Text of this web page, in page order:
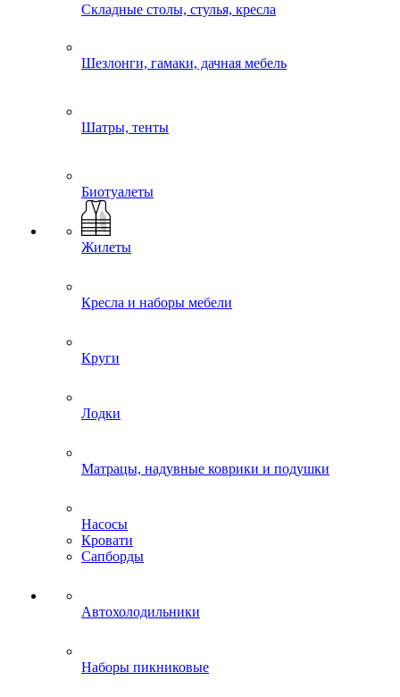
Складные столы, стулья, кресла
Шезлонги, гамаки, дачная мебель
Шатры, тенты
Биотуалеты
Жилеты
Кресла и наборы мебели
Круги
Лодки
Матрацы, надувные коврики и подушки
Насосы
Кровати
Сапборды
Автохолодильники
Наборы пикниковые